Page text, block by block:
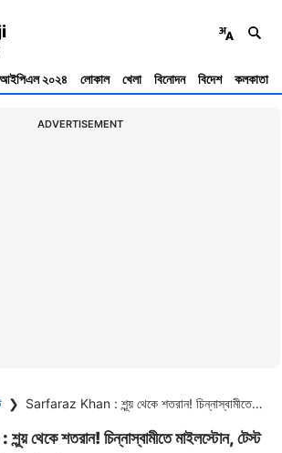
আইপিএল ২০২৪ লোকাল খেলা বিনোদন বিদেশ কলকাতা
ADVERTISEMENT
❯ Sarfaraz Khan : শূন্য় থেকে শতরান! চিন্নাস্বামীতে মাইলস্টোন, টেস্ট ক্রিকেটের প্রথম শতরান সরফরাজের
শতরান! চিন্নাস্বামীতে মাইলস্টোন, টেস্ট